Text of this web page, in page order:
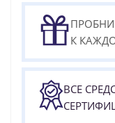
К
ВСЕ